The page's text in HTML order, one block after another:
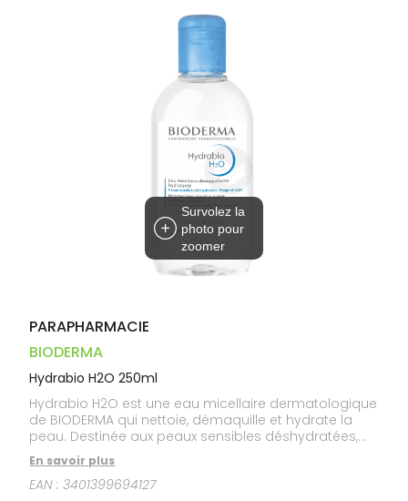
Survolez la
photo pour
zoomer
PARAPHARMACIE
BIODERMA
Hydrabio H2O 250ml
Hydrabio H2O est une eau micellaire dermatologique
de BIODERMA qui nettoie, démaquille et hydrate la
peau. Destinée aux peaux sensibles déshydratées,
elle élimine impuretés et pollution pour une peau
douce et éclatante.
En savoir plus
EAN :3401399694127